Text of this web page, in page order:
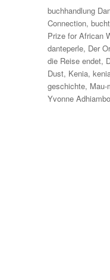
Schlagwörter
buchhandlung
Connection,
Prize for African
danteperle, Der
die Reise endet,
Dust, Kenia,
geschichte, Mau-
Yvonne